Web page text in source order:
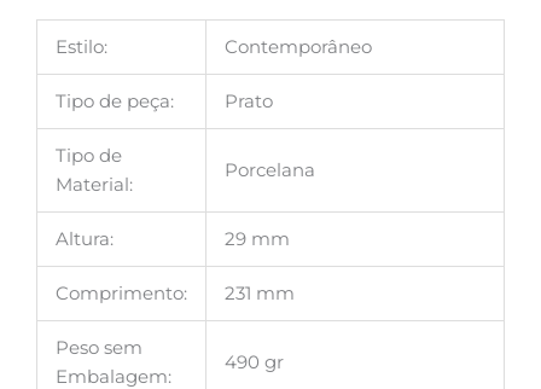
Estilo: Contemporâneo
Tipo de peça: Prato
Tipo de
Material:
Porcelana
Altura: 29 mm
Comprimento: 231 mm
Peso sem
Embalagem:
490 gr